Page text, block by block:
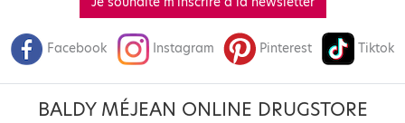
Facebook Instagram Pinterest Tiktok
BALDY MÉJEAN ONLINE DRUGSTORE